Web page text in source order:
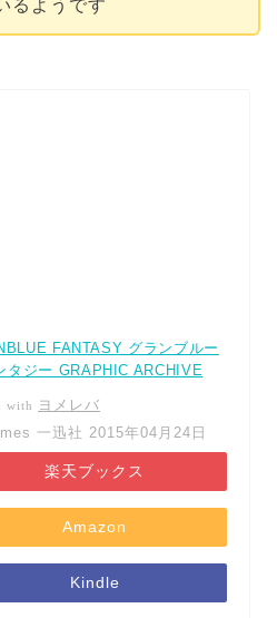
るようです
FANTASY グランブルー
タジー GRAPHIC ARCHIVE
with
ヨメレバ
一迅社 2015年04月24日
楽天ブックス
Amazon
Kindle